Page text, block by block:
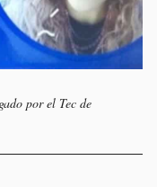
por el Tec de